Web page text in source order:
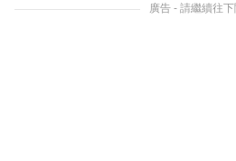
廣告 - 請繼續往